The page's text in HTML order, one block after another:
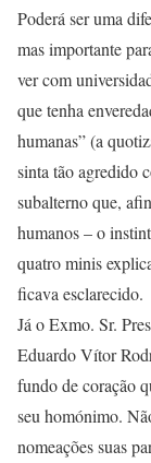
Poderá ser uma
mas importante
ver com
que tenha
humanas” (a
sinta tão agredido
subalterno que,
humanos – o
quatro minis
ficava esclarecido.
Já o Exmo. Sr.
Eduardo Vítor
fundo de coração
seu homónimo.
nomeações suas